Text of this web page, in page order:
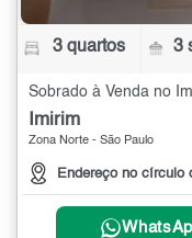
3 quartos 3
Sobrado à Venda no
Imirim
Zona Norte - São Paulo
Endereço no círculo